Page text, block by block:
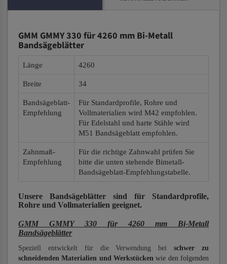
GMM GMMY 330 für 4260 mm Bi-Metall
Bandsägeblätter
Länge 4260
Breite 34
Bandsägeblatt-
Empfehlung
Für Standardprofile, Rohre und
Vollmaterialien wird M42 empfohlen.
Für Edelstahl und harte Stähle wird
M51 Bandsägeblatt empfohlen.
Zahnmaß-
Empfehlung
Für die richtige Zahnwahl prüfen Sie
bitte die unten stehende Bimetall-
Bandsägeblatt-Empfehlungstabelle.
Unsere Bandsägeblätter sind für Standardprofile,
Rohre und Vollmaterialien geeignet.
GMM GMMY 330 für 4260 mm Bi-Metall
Bandsägeblätter
Speziell entwickelt für die Verwendung beischwer zu
schneidenden Materialien und Werkstücken wie den folgenden